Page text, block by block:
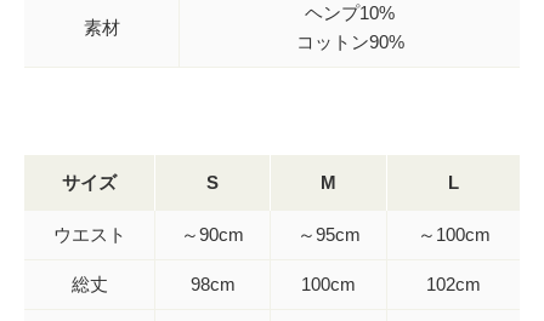
素材
ヘンプ10%
コットン90%
サイズ S M L
ウエスト ～90cm ～95cm ～100cm
総丈 98cm 100cm 102cm